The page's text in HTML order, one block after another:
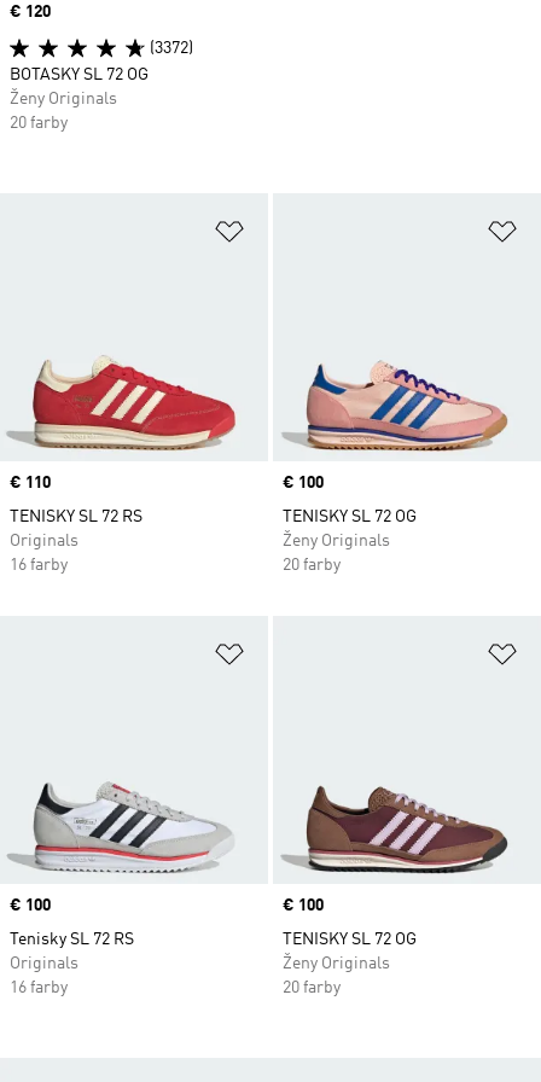
Pridať do zoznamu želaných
Price
€ 110
TENISKY SL 72 RS
Originals
16 farby
Price
€ 100
TENISKY SL 72 OG
Ženy Originals
20 farby
Pridať do zoznamu želaných
Price
€ 100
Tenisky SL 72 RS
Originals
16 farby
Price
€ 100
TENISKY SL 72 OG
Ženy Originals
20 farby
Price
€ 120
(3372)
BOTASKY SL 72 OG
Ženy Originals
20 farby